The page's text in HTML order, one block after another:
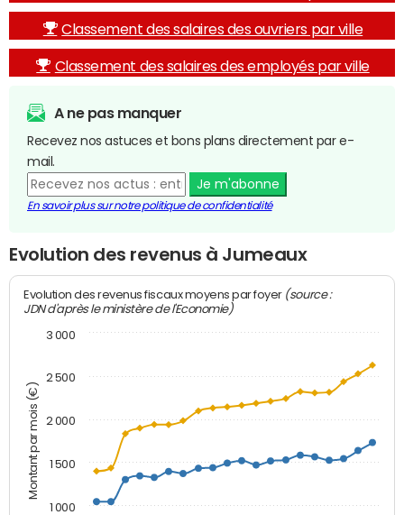
Classement des salaires des ouvriers par ville
Classement des salaires des employés par ville
A ne pas manquer
Recevez nos astuces et bons plans directement par e-
mail.
Je m'abonne
En savoir plus sur notre politique de confidentialité
Evolution des revenus à Jumeaux
Montant par mois (€)
Evolution des revenus fiscaux moyens par foyer (source :
JDN d'après le ministère de l'Economie)
1 000
1 500
2 000
2 500
3 000